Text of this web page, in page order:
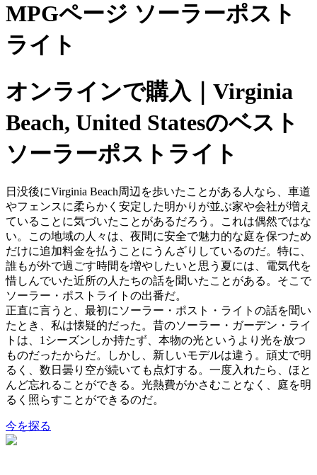
MPGページ ソーラーポスト
ライト
オンラインで購入｜Virginia
Beach, United Statesのベスト
ソーラーポストライト
日没後にVirginia Beach周辺を歩いたことがある人なら、車道
やフェンスに柔らかく安定した明かりが並ぶ家や会社が増え
ていることに気づいたことがあるだろう。これは偶然ではな
い。この地域の人々は、夜間に安全で魅力的な庭を保つため
だけに追加料金を払うことにうんざりしているのだ。特に、
誰もが外で過ごす時間を増やしたいと思う夏には、電気代を
惜しんでいた近所の人たちの話を聞いたことがある。そこで
ソーラー・ポストライトの出番だ。
正直に言うと、最初にソーラー・ポスト・ライトの話を聞い
たとき、私は懐疑的だった。昔のソーラー・ガーデン・ライ
トは、1シーズンしか持たず、本物の光というより光を放つ
ものだったからだ。しかし、新しいモデルは違う。頑丈で明
るく、数日曇り空が続いても点灯する。一度入れたら、ほと
んど忘れることができる。光熱費がかさむことなく、庭を明
るく照らすことができるのだ。
今を探る